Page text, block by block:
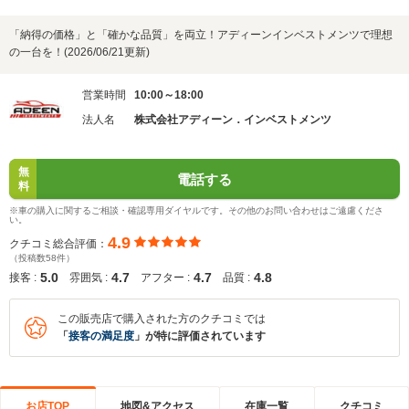
「納得の価格」と「確かな品質」を両立！アディーンインベストメンツで理想
の一台を！(2026/06/21更新)
営業時間
10:00～18:00
法人名
株式会社アディーン．インベストメンツ
無
料
電話する
※車の購入に関するご相談・確認専用ダイヤルです。その他のお問い合わせはご遠慮くださ
い。
クチコミ総合評価： 4.9
（投稿数58件）
接客 : 5.0 雰囲気 : 4.7 アフター : 4.7 品質 : 4.8
この販売店で購入された方のクチコミでは
「 接客の満足度 」が特に評価されています
お店TOP 地図&アクセス 在庫一覧 クチコミ